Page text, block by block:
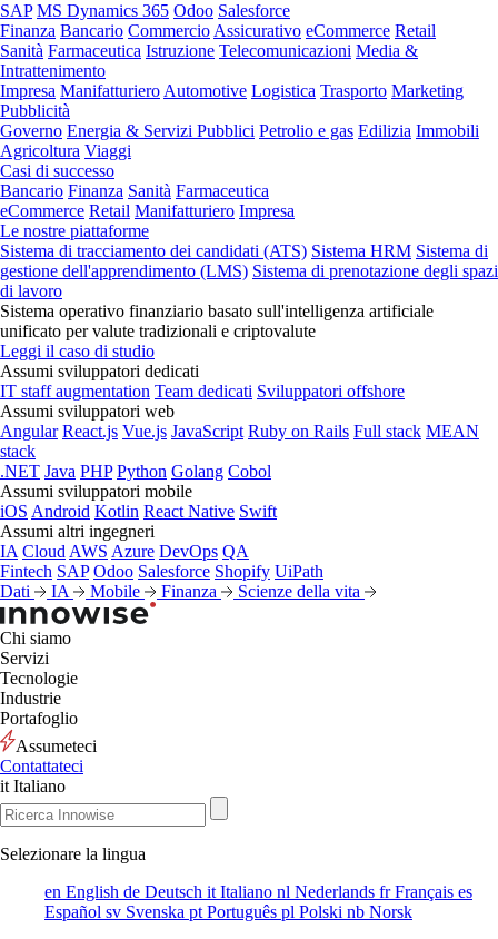
SAP MS Dynamics 365 Odoo Salesforce
Finanza Bancario Commercio Assicurativo eCommerce Retail
Sanità Farmaceutica Istruzione Telecomunicazioni Media &
Intrattenimento
Impresa Manifatturiero Automotive Logistica Trasporto Marketing
Pubblicità
Governo Energia & Servizi Pubblici Petrolio e gas Edilizia Immobili
Agricoltura Viaggi
Casi di successo
Bancario Finanza Sanità Farmaceutica
eCommerce Retail Manifatturiero Impresa
Le nostre piattaforme
Sistema di tracciamento dei candidati (ATS) Sistema HRM Sistema di
gestione dell'apprendimento (LMS) Sistema di prenotazione degli spazi
di lavoro
Sistema operativo finanziario basato sull'intelligenza artificiale
unificato per valute tradizionali e criptovalute
Leggi il caso di studio
Assumi sviluppatori dedicati
IT staff augmentation Team dedicati Sviluppatori offshore
Assumi sviluppatori web
Angular React.js Vue.js JavaScript Ruby on Rails Full stack MEAN
stack
.NET Java PHP Python Golang Cobol
Assumi sviluppatori mobile
iOS Android Kotlin React Native Swift
Assumi altri ingegneri
IA Cloud AWS Azure DevOps QA
Fintech SAP Odoo Salesforce Shopify UiPath
Dati
IA Mobile Finanza Scienze della vita
Chi siamo
Servizi
Tecnologie
Industrie
Portafoglio
Assumeteci
Contattateci
it Italiano
Selezionare la lingua
en English de Deutsch it Italiano nl Nederlands frFrançais es
Español sv Svenska pt Português pl Polski nb Norsk